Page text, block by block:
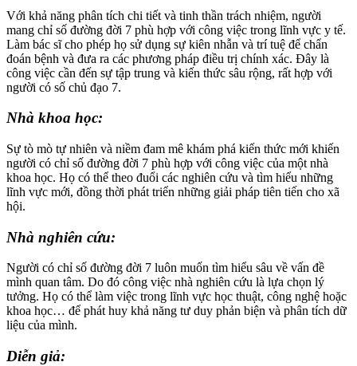
Với khả năng phân tích chi tiết và tinh thần trách nhiệm, người
mang chỉ số đường đời 7 phù hợp với công việc trong lĩnh vực y tế.
Làm bác sĩ cho phép họ sử dụng sự kiên nhẫn và trí tuệ để chẩn
đoán bệnh và đưa ra các phương pháp điều trị chính xác. Đây là
công việc cần đến sự tập trung và kiến thức sâu rộng, rất hợp với
người có số chủ đạo 7.
Nhà khoa học:
Sự tò mò tự nhiên và niềm đam mê khám phá kiến thức mới khiến
người có chỉ số đường đời 7 phù hợp với công việc của một nhà
khoa học. Họ có thể theo đuổi các nghiên cứu và tìm hiểu những
lĩnh vực mới, đồng thời phát triển những giải pháp tiên tiến cho xã
hội.
Nhà nghiên cứu:
Người có chỉ số đường đời 7 luôn muốn tìm hiểu sâu về vấn đề
mình quan tâm. Do đó công việc nhà nghiên cứu là lựa chọn lý
tưởng. Họ có thể làm việc trong lĩnh vực học thuật, công nghệ hoặc
khoa học… để phát huy khả năng tư duy phản biện và phân tích dữ
liệu của mình.
Diễn giả: